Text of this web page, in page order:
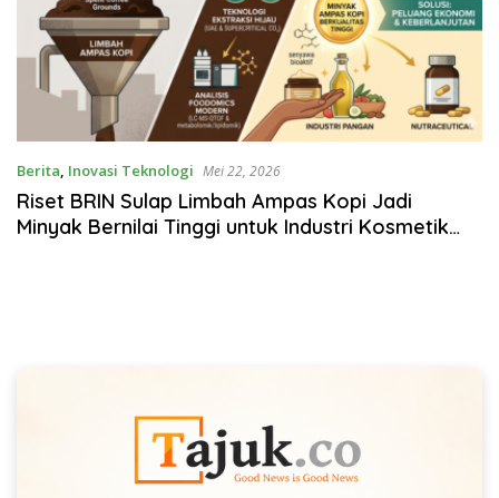
Berita, Inovasi Teknologi Mei 22, 2026
Riset BRIN Sulap Limbah Ampas Kopi Jadi
Minyak Bernilai Tinggi untuk Industri Kosmetik